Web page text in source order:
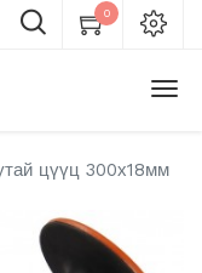
0
цүүц 300х18мм